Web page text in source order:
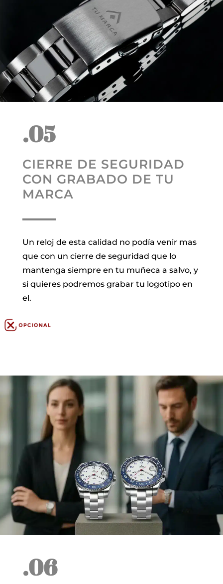
.05
CIERRE DE SEGURIDAD
CON GRABADO DE TU
MARCA
Un reloj de esta calidad no podía venir mas
que con un cierre de seguridad que lo
mantenga siempre en tu muñeca a salvo, y
si quieres podremos grabar tu logotipo en
el.
.06